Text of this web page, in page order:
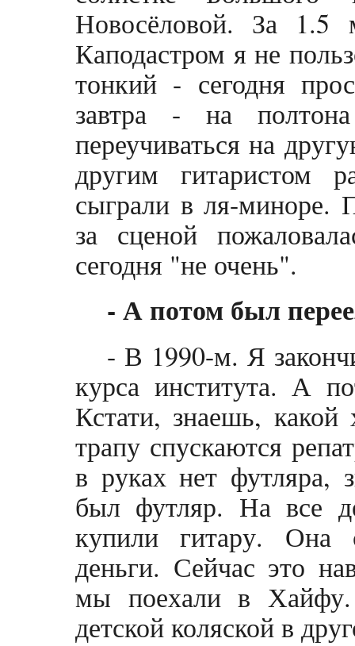
Новосёловой. За 1.5
Каподастром я не
тонкий - сегодня
завтра - на
переучиваться на
другим гитаристом
сыграли в ля-миноре.
за сценой
сегодня "не очень".
- А потом был
- В 1990-м. Я
курса института. А
Кстати, знаешь,
трапу спускаются
в руках нет футляра,
был футляр. На все
купили гитару. Она
деньги. Сейчас это
мы поехали в
детской коляской в